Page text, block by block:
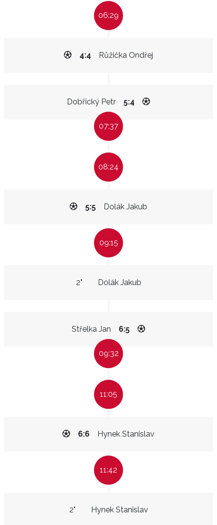
06:29
Růžička Ondřej
4:4
Dobřický Petr 5:4
07:37
08:24
Dolák Jakub
5:5
09:15
Dolák Jakub
2"
Střelka Jan 6:5
09:32
11:05
Hynek Stanislav
6:6
11:42
Hynek Stanislav
2"